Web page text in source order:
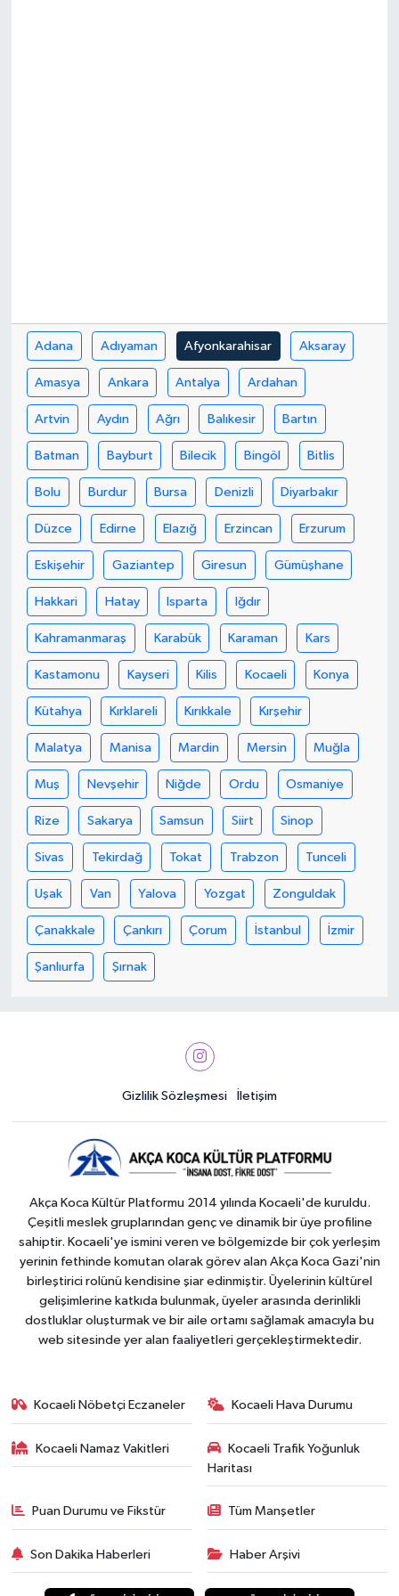
Adana Adıyaman Afyonkarahisar Aksaray
Amasya Ankara Antalya Ardahan
Artvin Aydın Ağrı Balıkesir Bartın
Batman Bayburt Bilecik Bingöl Bitlis
Bolu Burdur Bursa Denizli Diyarbakır
Düzce Edirne Elazığ Erzincan Erzurum
Eskişehir Gaziantep Giresun Gümüşhane
Hakkari Hatay Isparta Iğdır
Kahramanmaraş Karabük Karaman Kars
Kastamonu Kayseri Kilis Kocaeli Konya
Kütahya Kırklareli Kırıkkale Kırşehir
Malatya Manisa Mardin Mersin Muğla
Muş Nevşehir Niğde Ordu Osmaniye
Rize Sakarya Samsun Siirt Sinop
Sivas Tekirdağ Tokat Trabzon Tunceli
Uşak Van Yalova Yozgat Zonguldak
Çanakkale Çankırı Çorum İstanbul İzmir
Şanlıurfa Şırnak
Gizlilik Sözleşmesi İletişim
Akça Koca Kültür Platformu 2014 yılında Kocaeli'de kuruldu.
Çeşitli meslek gruplarından genç ve dinamik bir üye profiline
sahiptir. Kocaeli'ye ismini veren ve bölgemizde bir çok yerleşim
yerinin fethinde komutan olarak görev alan Akça Koca Gazi'nin
birleştirici rolünü kendisine şiar edinmiştir. Üyelerinin kültürel
gelişimlerine katkıda bulunmak, üyeler arasında derinlikli
dostluklar oluşturmak ve bir aile ortamı sağlamak amacıyla bu
web sitesinde yer alan faaliyetleri gerçekleştirmektedir.
Kocaeli Nöbetçi Eczaneler Kocaeli Hava Durumu
Kocaeli Namaz Vakitleri
Kocaeli Trafik Yoğunluk
Haritası
Puan Durumu ve Fikstür Tüm Manşetler
Son Dakika Haberleri Haber Arşivi